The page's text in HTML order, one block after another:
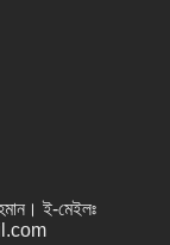
। ই-মেইলঃ